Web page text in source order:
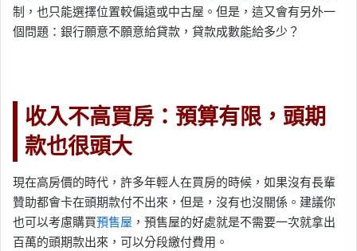
制，也只能選擇位置較偏遠或中古屋。但是，這又會有另外一
個問題：銀行願意不願意給貸款，貸款成數能給多少？
收入不高買房：預算有限，頭期
款也很頭大
現在高房價的時代，許多年輕人在買房的時候，如果沒有長輩
贊助都會卡在頭期款付不出來，但是，沒有也沒關係。建議你
也可以考慮購買預售屋 ，預售屋的好處就是不需要一次就拿出
百萬的頭期款出來，可以分段繳付費用。